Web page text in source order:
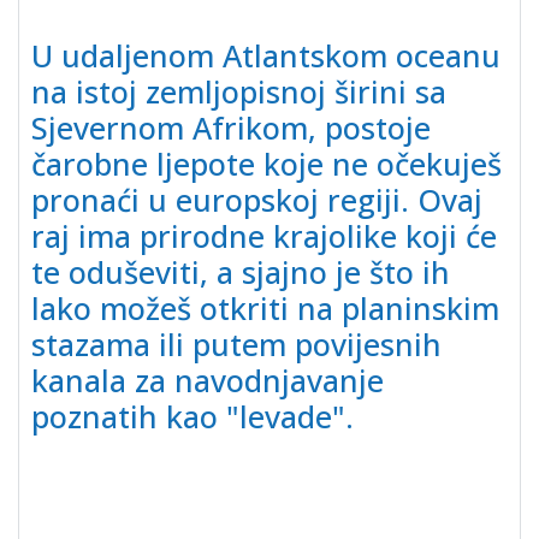
U udaljenom Atlantskom oceanu
na istoj zemljopisnoj širini sa
Sjevernom Afrikom, postoje
čarobne ljepote koje ne očekuješ
pronaći u europskoj regiji. Ovaj
raj ima prirodne krajolike koji će
te oduševiti, a sjajno je što ih
lako možeš otkriti na planinskim
stazama ili putem povijesnih
kanala za navodnjavanje
poznatih kao "levade".